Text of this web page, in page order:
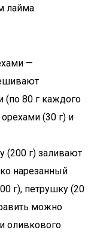
лайма.
—
(по 80 г каждого
(30 г) и
(200 г) заливают
нарезанный
г), петрушку (20
можно
оливкового